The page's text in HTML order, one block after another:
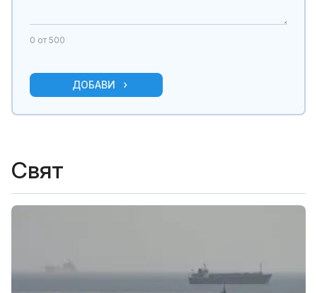
0 от 500
ДОБАВИ
Свят